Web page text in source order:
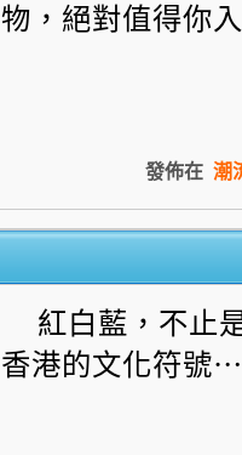
物，絕對值得你
發佈在 潮
紅白藍，不止
香港的文化符